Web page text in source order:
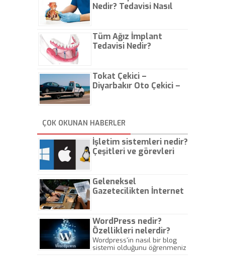
Nedir? Tedavisi Nasıl
Tüm Ağız İmplant
Tedavisi Nedir?
Tokat Çekici –
Diyarbakır Oto Çekici –
ÇOK OKUNAN HABERLER
İşletim sistemleri nedir?
Çeşitleri ve görevleri
Geleneksel
Gazetecilikten İnternet
WordPress nedir?
Özellikleri nelerdir?
Wordpress'in nasıl bir blog
sistemi olduğunu öğrenmeniz